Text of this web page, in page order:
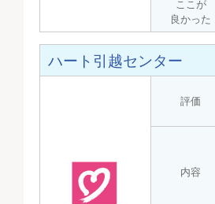
ここが
良かった
ハート引越センター
評価
内容